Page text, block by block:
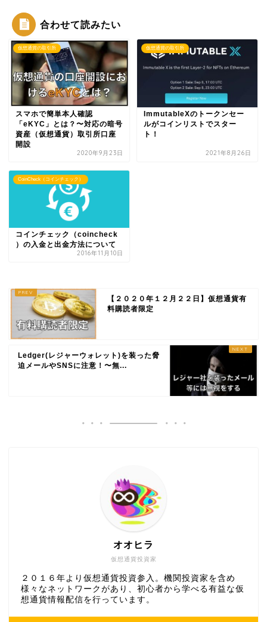
合わせて読みたい
仮想通貨の取引所
スマホで簡単本人確認
「eKYC」とは？〜対応の暗号
資産（仮想通貨）取引所口座
開設
2020年9月23日
仮想通貨の取引所
ImmutableXのトークンセー
ルがコインリストでスター
ト！
2021年8月26日
CoinCheck（コインチェック）
コインチェック（coincheck
）の入金と出金方法について
2016年11月10日
【２０２０年１２月２２日】仮想通貨有
料購読者限定
Ledger(レジャーウォレット)を装った脅
迫メールやSNSに注意！〜無...
仮想通貨投資家
オオヒラ
２０１６年より仮想通貨投資参入。機関投資家を含め
様々なネットワークがあり、初心者から学べる有益な仮
想通貨情報配信を行っています。